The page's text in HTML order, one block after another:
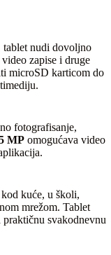
tablet nudi dovoljno
zapise i druge
microSD karticom do
fotografisanje,
MP omogućava video
kuće, u školi,
mrežom. Tablet
svakodnevnu